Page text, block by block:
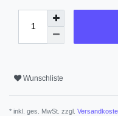
Wunschliste
* inkl. ges. MwSt. zzgl.